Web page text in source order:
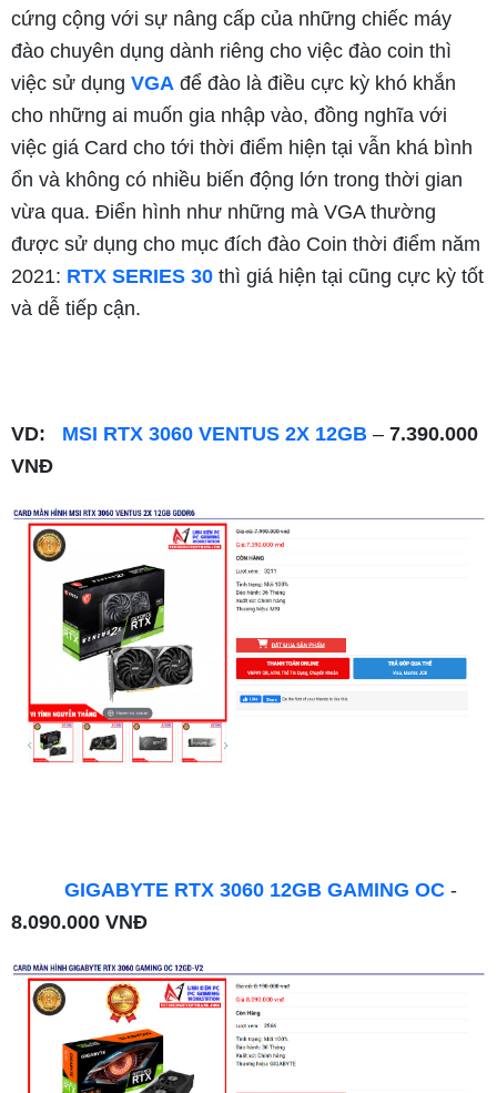
cứng cộng với sự nâng cấp của những chiếc máy
đào chuyên dụng dành riêng cho việc đào coin thì
việc sử dụng VGA để đào là điều cực kỳ khó khắn
cho những ai muốn gia nhập vào, đồng nghĩa với
việc giá Card cho tới thời điểm hiện tại vẫn khá bình
ổn và không có nhiều biến động lớn trong thời gian
vừa qua. Điển hình như những mà VGA thường
được sử dụng cho mục đích đào Coin thời điểm năm
2021: RTX SERIES 30 thì giá hiện tại cũng cực kỳ tốt
và dễ tiếp cận.
VD: MSI RTX 3060 VENTUS 2X 12GB – 7.390.000
VNĐ
GIGABYTE RTX 3060 12GB GAMING OC -
8.090.000 VNĐ